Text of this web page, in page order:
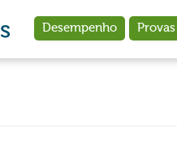
Desempenho Provas